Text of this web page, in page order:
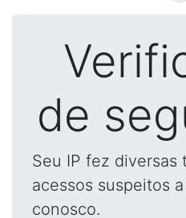
de
Seu IP fez diversas
acessos suspeitos
conosco.